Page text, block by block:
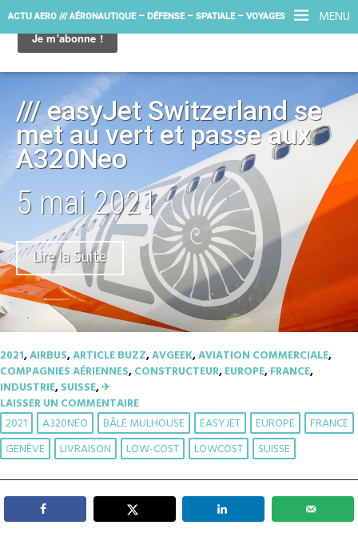
MENU
ACTU AERO /// AÉRONAUTIQUE – DÉFENSE – SPATIALE – VOYAGES
/// easyJet Switzerland se
met au vert et passe aux
A320Neo
5 mai 2021
Lire la Suite
2021,AIRBUS,ARTICLE BUZZ,AVGEEK,AVIATION COMMERCIALE,
COMPAGNIES AÉRIENNES,CONSTRUCTEUR,EUROPE,FRANCE,
INDUSTRIE,SUISSE,✈︎
LAISSER UN COMMENTAIRE
2021 A320NEO BÂLE MULHOUSE EASYJET EUROPE
FRANCE
GENÈVE
LIVRAISON LOW-COST LOWCOST SUISSE